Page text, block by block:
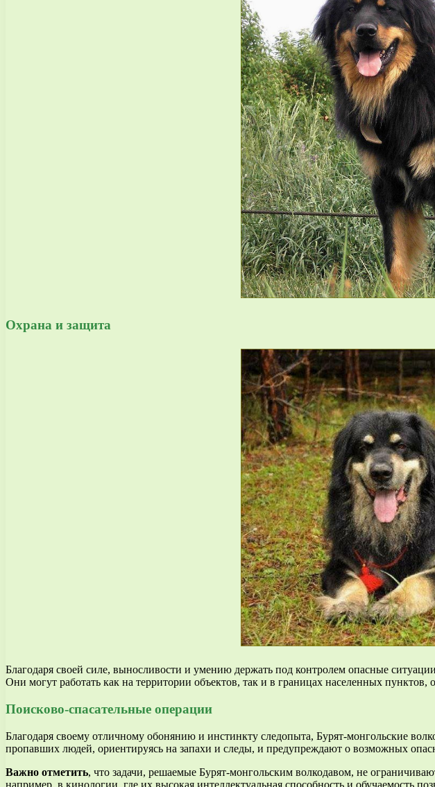
Охрана и защита
Благодаря своей силе, выносливости и умению держать под контролем опасные
Они могут работать как на территории объектов, так и в границах населенных пунктов,
Поисково-спасательные операции
Благодаря своему отличному обонянию и инстинкту следопыта, Бурят-монгольские
пропавших людей, ориентируясь на запахи и следы, и предупреждают о возможных
Важно отметить, что задачи, решаемые Бурят-монгольским волкодавом, не
например, в кинологии, где их высокая интеллектуальная способность и обучаемость